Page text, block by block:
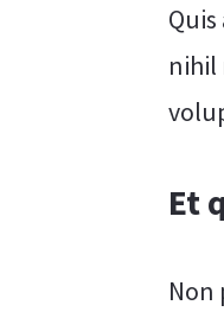
nihil
Et
Non